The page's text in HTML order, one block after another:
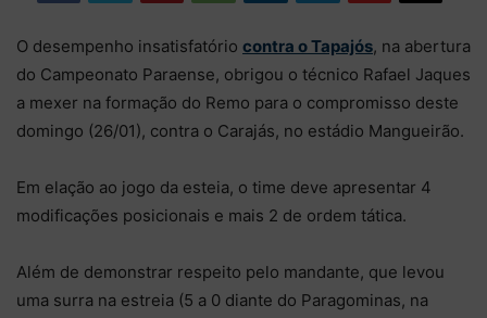
O desempenho insatisfatório contra o Tapajós, na abertura
do Campeonato Paraense, obrigou o técnico Rafael Jaques
a mexer na formação do Remo para o compromisso deste
domingo (26/01), contra o Carajás, no estádio Mangueirão.
Em elação ao jogo da esteia, o time deve apresentar 4
modificações posicionais e mais 2 de ordem tática.
Além de demonstrar respeito pelo mandante, que levou
uma surra na estreia (5 a 0 diante do Paragominas, na